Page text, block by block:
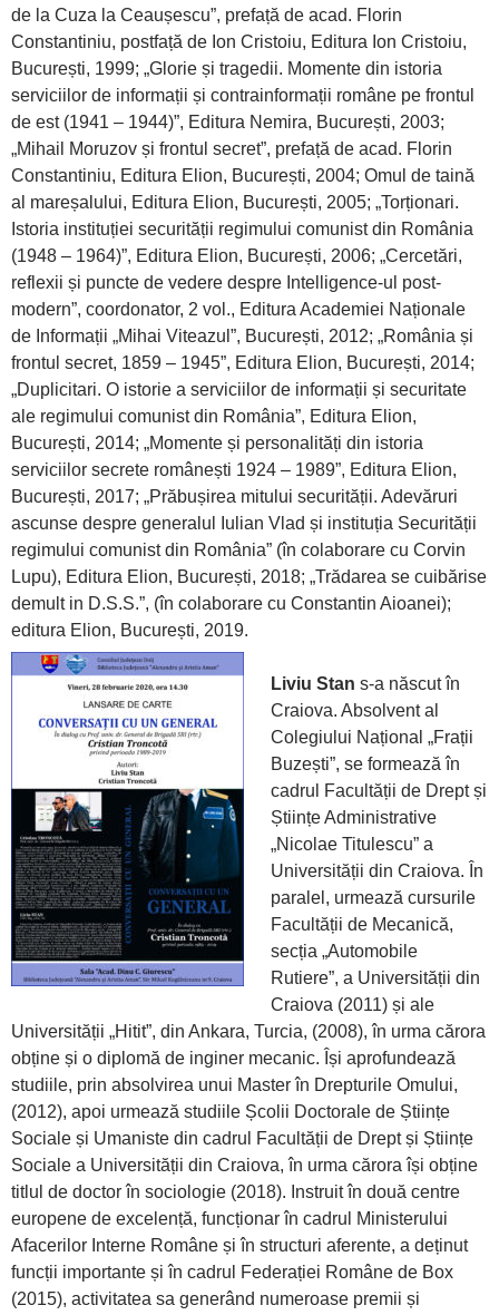
de la Cuza la Ceaușescu”, prefață de acad. Florin
Constantiniu, postfață de Ion Cristoiu, Editura Ion Cristoiu,
București, 1999; „Glorie și tragedii. Momente din istoria
serviciilor de informații și contrainformații române pe frontul
de est (1941 – 1944)”, Editura Nemira, București, 2003;
„Mihail Moruzov și frontul secret”, prefață de acad. Florin
Constantiniu, Editura Elion, București, 2004; Omul de taină
al mareșalului, Editura Elion, București, 2005; „Torționari.
Istoria instituției securității regimului comunist din România
(1948 – 1964)”, Editura Elion, București, 2006; „Cercetări,
reflexii și puncte de vedere despre Intelligence-ul post-
modern”, coordonator, 2 vol., Editura Academiei Naționale
de Informații „Mihai Viteazul”, București, 2012; „România și
frontul secret, 1859 – 1945”, Editura Elion, București, 2014;
„Duplicitari. O istorie a serviciilor de informații și securitate
ale regimului comunist din România”, Editura Elion,
București, 2014; „Momente și personalități din istoria
serviciilor secrete românești 1924 – 1989”, Editura Elion,
București, 2017; „Prăbușirea mitului securității. Adevăruri
ascunse despre generalul Iulian Vlad și instituția Securității
regimului comunist din România” (în colaborare cu Corvin
Lupu), Editura Elion, București, 2018; „Trădarea se cuibărise
demult in D.S.S.”, (în colaborare cu Constantin Aioanei);
editura Elion, București, 2019.
Liviu Stan s-a născut în
Craiova. Absolvent al
Colegiului Național „Frații
Buzești”, se formează în
cadrul Facultății de Drept și
Științe Administrative
„Nicolae Titulescu” a
Universității din Craiova. În
paralel, urmează cursurile
Facultății de Mecanică,
secția „Automobile
Rutiere”, a Universității din
Craiova (2011) și ale
Universității „Hitit”, din Ankara, Turcia, (2008), în urma cărora
obține și o diplomă de inginer mecanic. Își aprofundează
studiile, prin absolvirea unui Master în Drepturile Omului,
(2012), apoi urmează studiile Școlii Doctorale de Științe
Sociale și Umaniste din cadrul Facultății de Drept și Științe
Sociale a Universității din Craiova, în urma cărora își obține
titlul de doctor în sociologie (2018). Instruit în două centre
europene de excelență, funcționar în cadrul Ministerului
Afacerilor Interne Române și în structuri aferente, a deținut
funcții importante și în cadrul Federației Române de Box
(2015), activitatea sa generând numeroase premii și